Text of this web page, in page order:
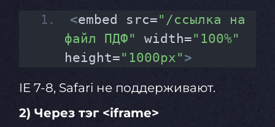
<embed src="/ссылка на
файл ПДФ"
width="100%"
height="1000px">
IE 7-8, Safari не поддерживают.
2) Через тэг <iframe>